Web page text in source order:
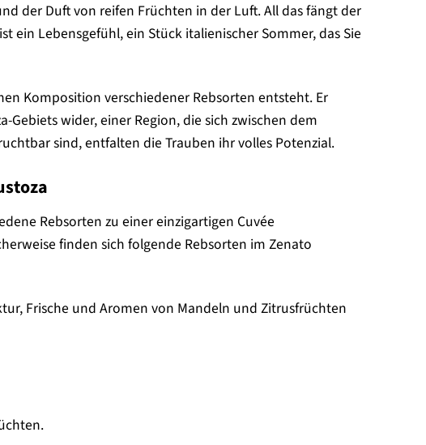
der Duft von reifen Früchten in der Luft. All das fängt der
ein Lebensgefühl, ein Stück italienischer Sommer, das Sie
Komposition verschiedener Rebsorten entsteht. Er
wider, einer Region, die sich zwischen dem
sind, entfalten die Trauben ihr volles Potenzial.
Rebsorten zu einer einzigartigen Cuvée
finden sich folgende Rebsorten im Zenato
Frische und Aromen von Mandeln und Zitrusfrüchten